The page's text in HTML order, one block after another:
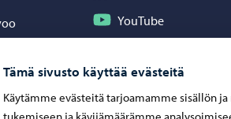
Tämä sivusto käyttää evästeitä
Käytämme evästeitä tarjoamamme sisällön
Seuraa YouTube
YouTube